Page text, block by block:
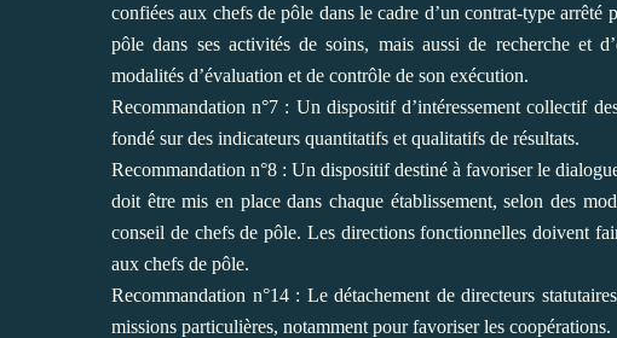
confiées aux chefs de pôle dans le cadre d’un contrat-type arrêté
pôle dans ses activités de soins, mais aussi de recherche et
modalités d’évaluation et de contrôle de son exécution.
Recommandation n°7 : Un dispositif d’intéressement collectif
fondé sur des indicateurs quantitatifs et qualitatifs de résultats.
Recommandation n°8 : Un dispositif destiné à favoriser le
doit être mis en place dans chaque établissement, selon des
conseil de chefs de pôle. Les directions fonctionnelles doivent
aux chefs de pôle.
Recommandation n°14 : Le détachement de directeurs
missions particulières, notamment pour favoriser les coopérations.